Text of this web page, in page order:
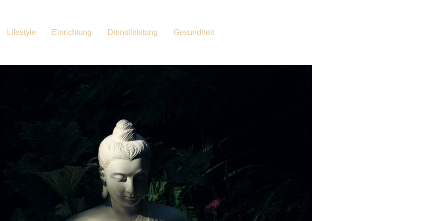
Lifestyle Einrichtung Dienstleistung Gesundheit